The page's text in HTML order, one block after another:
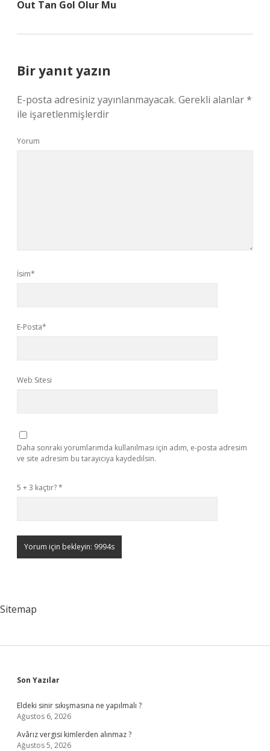
Out Tan Gol Olur Mu
Bir yanıt yazın
E-posta adresiniz yayınlanmayacak. Gerekli alanlar*
ile işaretlenmişlerdir
Yorum
İsim*
E-Posta*
Web Sitesi
Daha sonraki yorumlarımda kullanılması için adım, e-posta adresim
ve site adresim bu tarayıcıya kaydedilsin.
5 + 3 kaçtır?*
Sitemap
Sidebar
Son Yazılar
Eldeki sinir sıkışmasına ne yapılmalı ?
Ağustos 6, 2026
Avârız vergisi kimlerden alınmaz ?
Ağustos 5, 2026